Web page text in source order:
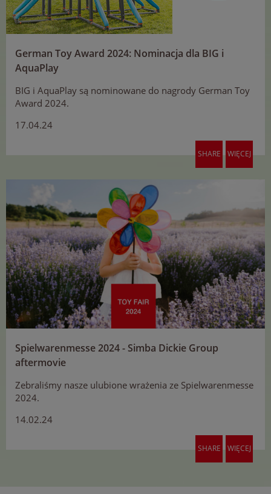
German Toy Award 2024: Nominacja dla BIG i
AquaPlay
BIG i AquaPlay są nominowane do nagrody German Toy
Award 2024.
17.04.24
SHARE WIĘCEJ
Spielwarenmesse 2024 - Simba Dickie Group
aftermovie
Zebraliśmy nasze ulubione wrażenia ze Spielwarenmesse
2024.
14.02.24
SHARE WIĘCEJ